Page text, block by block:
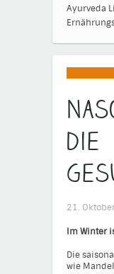
Ayurveda
die
21.
Im Winter
Die
wie